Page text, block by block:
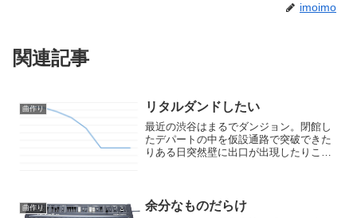
imoimo
関連記事
曲作り リタルダンドしたい
最近の渋谷はまるでダンジョン。閉館し
たデパートの中を仮設通路で突破できた
りある日突然壁に出口が出現したりこん
の企画なので、なか...
曲作り 余分なものだらけ